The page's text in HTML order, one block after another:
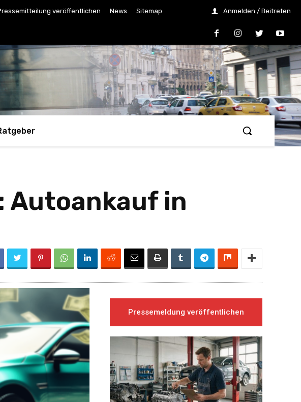
veröffentlichen News Sitemap Anmelden / Beitreten
Autoankauf in
Pressemeldung veröffentlichen